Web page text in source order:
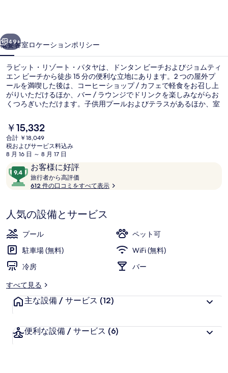
ト・
パ
タ
ヤ
の
写
真
ギ
ャ
ラ
ー
次へ
49+
概要客室ロケーションポリシー
ラビット・リゾート・パタヤは、ドンタン ビーチおよびジョムティ
エン ビーチから徒歩 15 分の便利な立地にあります。2 つの屋外プ
ールを満喫した後は、コーヒーショップ / カフェで軽食をお召し上
がりいただけるほか、バー / ラウンジでドリンクを楽しみながらお
くつろぎいただけます。子供用プールおよびテラスがあるほか、室
行者は親切なスタッフを高く評価しています。
現
在
の
料
は
￥15,332
￥15,332
合計 ￥18,049
税およびサービス料込み
8 月 16 日 ～ 8 月 17 日
口
コ
ミ
お客様に好評
10
段
階
9.4、
お
客
様
に
好
件
の
ミ
旅行者から高評価
行
ら
612 件の口コミをすべて表示
人気の設備とサービス
プール
ペット可
駐車場 (無料)
WiFi (無料)
冷房
バー
すべて見る
主な設備 / サービス (12)
便利な設備 / サービス (6)